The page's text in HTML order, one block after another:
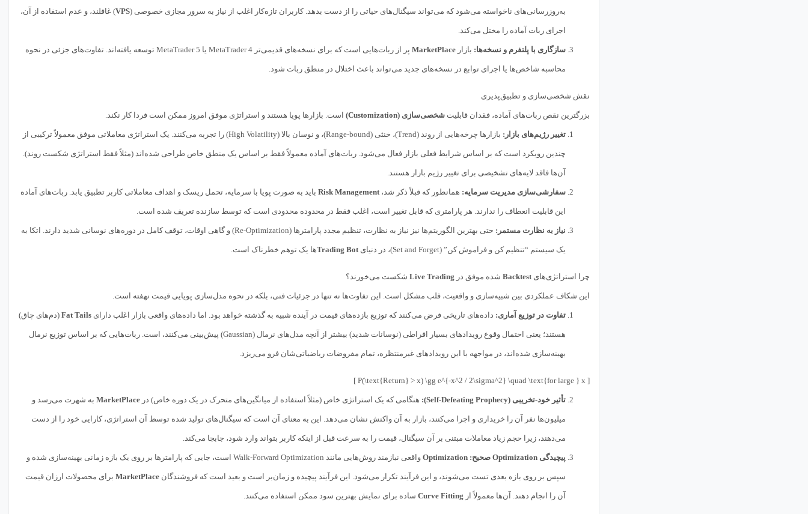
به‌روزرسانی‌های ناخواسته می‌شود که می‌تواند سیگنال‌های حیاتی را از دست بدهد. کاربران تازه‌کار اغلب از نیاز به سرور مجازی خصوصی (VPS) غافلند، و عدم استفاده از آن،
اجرای ربات آماده را مختل می‌کند.
سازگاری با پلتفرم و نسخه‌ها: بازارMarketPlace پر از ربات‌هایی است که برای نسخه‌های قدیمی‌تر MetaTrader 4 یا MetaTrader 5 توسعه یافته‌اند. تفاوت‌های جزئی در نحوه
محاسبه شاخص‌ها یا اجرای توابع در نسخه‌های جدید می‌تواند باعث اختلال در منطق ربات شود.
نقش شخصی‌سازی و تطبیق‌پذیری
بزرگترین نقص ربات‌های آماده، فقدان قابلیتشخصی‌سازی (Customization) است. بازارها پویا هستند و استراتژی موفق امروز ممکن است فردا کار نکند.
تغییر رژیم‌های بازار: بازارها چرخه‌هایی از روند (Trend)، خنثی (Range-bound)، و نوسان بالا (High Volatility) را تجربه می‌کنند. یک استراتژی معاملاتی موفق معمولاً ترکیبی از
چندین رویکرد است که بر اساس شرایط فعلی بازار فعال می‌شود. ربات‌های آماده معمولاً فقط بر اساس یک منطق خاص طراحی شده‌اند (مثلاً فقط استراتژی شکست روند).
آن‌ها فاقد لایه‌های تشخیصی برای تغییر رژیم بازار هستند.
سفارشی‌سازی مدیریت سرمایه: همانطور که قبلاً ذکر شد،Risk Management باید به صورت پویا با سرمایه، تحمل ریسک و اهداف معاملاتی کاربر تطبیق یابد. ربات‌های آماده
این قابلیت انعطاف را ندارند. هر پارامتری که قابل تغییر است، اغلب فقط در محدوده محدودی است که توسط سازنده تعریف شده است.
نیاز به نظارت مستمر: حتی بهترین الگوریتم‌ها نیز نیاز به نظارت، تنظیم مجدد پارامترها (Re-Optimization) و گاهی اوقات، توقف کامل در دوره‌های نوسانی شدید دارند. اتکا به
یک سیستم “تنظیم کن و فراموش کن” (Set and Forget)، در دنیای Trading Botها یک توهم خطرناک است.
چرا استراتژی‌هایBacktest شده موفق در Live Trading شکست می‌خورند؟
این شکاف عملکردی بین شبیه‌سازی و واقعیت، قلب مشکل است. این تفاوت‌ها نه تنها در جزئیات فنی، بلکه در نحوه مدل‌سازی پویایی قیمت نهفته است.
تفاوت در توزیع آماری: داده‌های تاریخی فرض می‌کنند که توزیع بازده‌های قیمت در آینده شبیه به گذشته خواهد بود. اما داده‌های واقعی بازار اغلب دارایFat Tails (دم‌های چاق)
هستند؛ یعنی احتمال وقوع رویدادهای بسیار افراطی (نوسانات شدید) بیشتر از آنچه مدل‌های نرمال (Gaussian) پیش‌بینی می‌کنند، است. ربات‌هایی که بر اساس توزیع نرمال
بهینه‌سازی شده‌اند، در مواجهه با این رویدادهای غیرمنتظره، تمام مفروضات ریاضیاتی‌شان فرو می‌ریزد.
[ P(\text{Return} > x) \gg e^{-x^2 / 2\sigma^2} \quad \text{for large } x ]
تأثیر خود-تخریبی (Self-Defeating Prophecy): هنگامی که یک استراتژی خاص (مثلاً استفاده از میانگین‌های متحرک در یک دوره خاص) درMarketPlace به شهرت می‌رسد و
میلیون‌ها نفر آن را خریداری و اجرا می‌کنند، بازار به آن واکنش نشان می‌دهد. این به معنای آن است که سیگنال‌های تولید شده توسط آن استراتژی، کارایی خود را از دست
می‌دهند، زیرا حجم زیاد معاملات مبتنی بر آن سیگنال، قیمت را به سرعت قبل از اینکه کاربر بتواند وارد شود، جابجا می‌کند.
پیچیدگی Optimization صحیح: Optimization واقعی نیازمند روش‌هایی مانند Walk-Forward Optimization است، جایی که پارامترها بر روی یک بازه زمانی بهینه‌سازی شده و
سپس بر روی بازه بعدی تست می‌شوند، و این فرآیند تکرار می‌شود. این فرآیند پیچیده و زمان‌بر است و بعید است که فروشندگانMarketPlace برای محصولات ارزان قیمت
آن را انجام دهند. آن‌ها معمولاً از Curve Fitting ساده برای نمایش بهترین سود ممکن استفاده می‌کنند.